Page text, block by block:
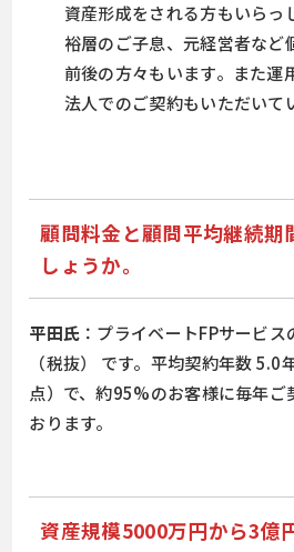
資産形成をされる方もいらっ
裕層のご子息、元経営者など
前後の方々もいます。また運
法人でのご契約もいただいて
顧問料金と顧問平均継続期
しょうか。
平田氏 ：プライベートFPサービ
（税抜） です。平均契約年数
点）で、約95%のお客様に毎年ご
おります。
資産規模5000万円から3億